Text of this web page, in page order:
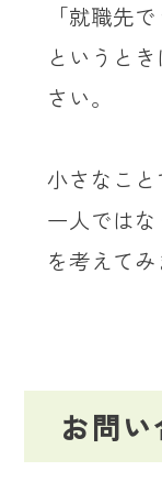
「就職先
というと
さい。
小さなこと
一人ではな
を考えて
お問